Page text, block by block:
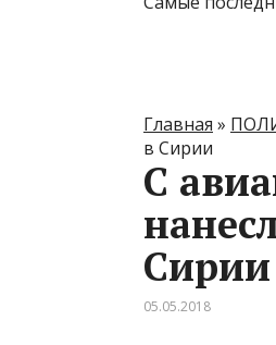
Главная »
в Сирии
С
Сирии
05.05.2018